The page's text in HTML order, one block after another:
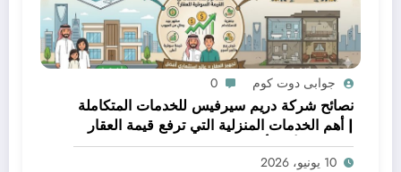
جوابى دوت كوم 0
نصائح شركة دريم سيرفيس للخدمات المتكاملة
| أهم الخدمات المنزلية التي ترفع قيمة العقار
قبل البيع أو التأجير
10 يونيو، 2026